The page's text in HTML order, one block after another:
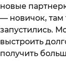
новые
— новичок, там
запустились.
выстроить
получить